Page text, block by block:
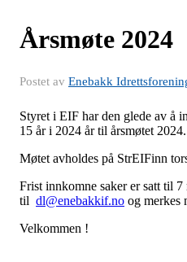
Årsmøte 2024
Postet av Enebakk
Styret i EIF har den glede av å
15 år i 2024 år til årsmøtet 2024.
Møtet avholdes på StrEIFinn
Frist innkomne saker er satt til 7
til dl@enebakkif.no og merkes
Velkommen !